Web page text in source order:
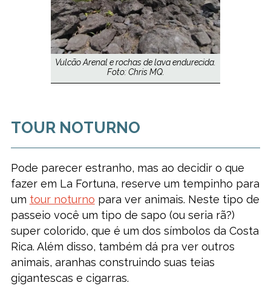
Vulcão Arenal e rochas de lava endurecida.
Foto: Chris MQ.
TOUR NOTURNO
Pode parecer estranho, mas ao decidir o que
fazer em La Fortuna, reserve um tempinho para
um tour noturno para ver animais. Neste tipo de
passeio você um tipo de sapo (ou seria rã?)
super colorido, que é um dos símbolos da Costa
Rica. Além disso, também dá pra ver outros
animais, aranhas construindo suas teias
gigantescas e cigarras.